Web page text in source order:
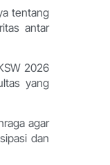
tentang
antar
2026
yang
agar
dan